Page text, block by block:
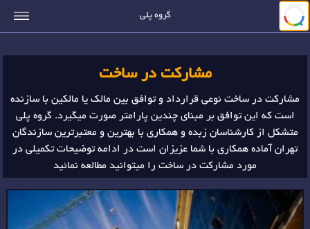
گروه پلی جستجو
مشارکت در ساخت
مشارکت در ساخت نوعی قرارداد و توافق بین مالک یا مالکین با سازنده
است که این توافق بر مبنای چندین پارامتر صورت میگیرد. گروه پلی
متشکل از کارشناسان زبده و همکاری با بهترین و معتبرترین سازندگان
تهران آماده همکاری با شما عزیزان است در ادامه توضیحات تکمیلی در
مورد مشارکت در ساخت را میتوانید مطالعه نمائید